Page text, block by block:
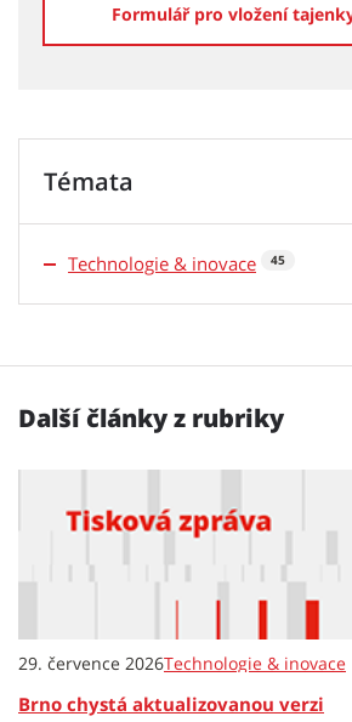
Formulář pro vložení
Témata
Technologie & inovace 45
Další články z rubriky
29. července 2026Technologie & inovace
Brno chystá aktualizovanou verzi